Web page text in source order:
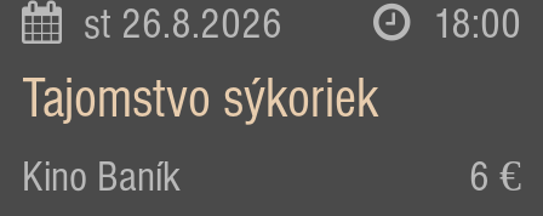
st 26.8.2026 18:00
Tajomstvo sýkoriek
Kino Baník 6 €